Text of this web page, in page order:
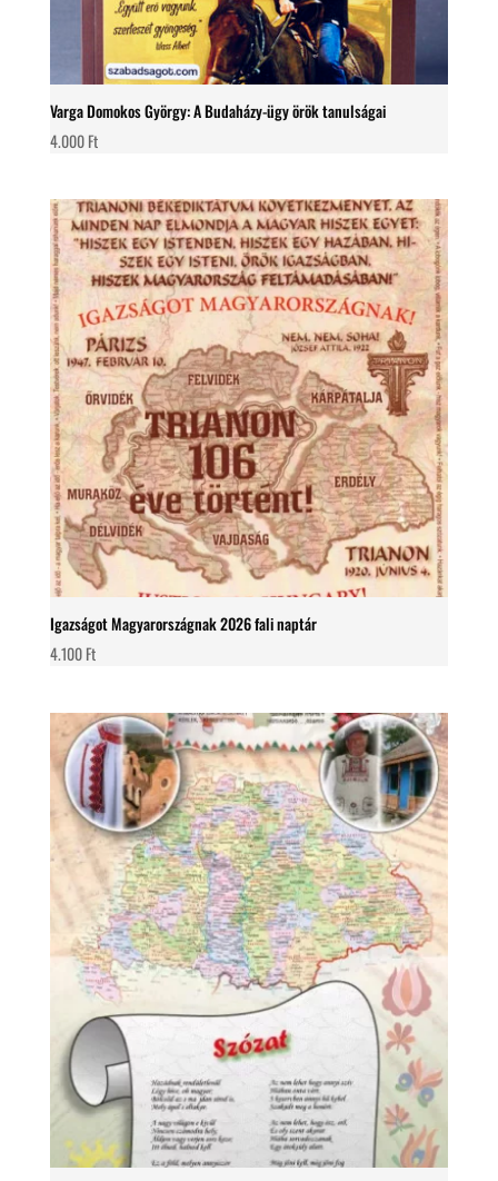
Varga Domokos György: A Budaházy-ügy örök tanulságai
4.000Ft
Igazságot Magyarországnak 2026 fali naptár
4.100Ft